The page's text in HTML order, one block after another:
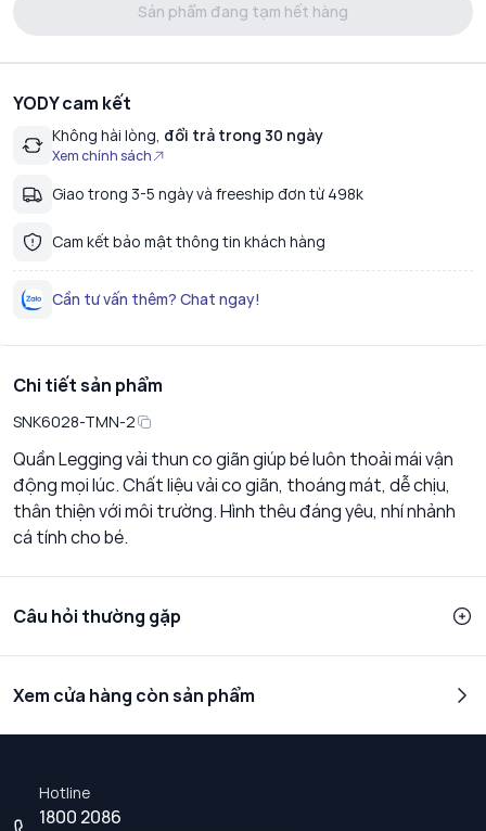
Sản phẩm đang tạm hết hàng
YODY cam kết
Không hài lòng, đổi trả trong 30 ngày
Xem chính sách
Giao trong 3-5 ngày và freeship đơn từ 498k
Cam kết bảo mật thông tin khách hàng
Cần tư vấn thêm? Chat ngay!
Chi tiết sản phẩm
SNK6028-TMN-2
Quần Legging vải thun co giãn giúp bé luôn thoải mái vận
động mọi lúc. Chất liệu vải co giãn, thoáng mát, dễ chịu,
thân thiện với môi trường. Hình thêu đáng yêu, nhí nhảnh
cá tính cho bé.
Câu hỏi thường gặp
Xem cửa hàng còn sản phẩm
Hotline
1800 2086